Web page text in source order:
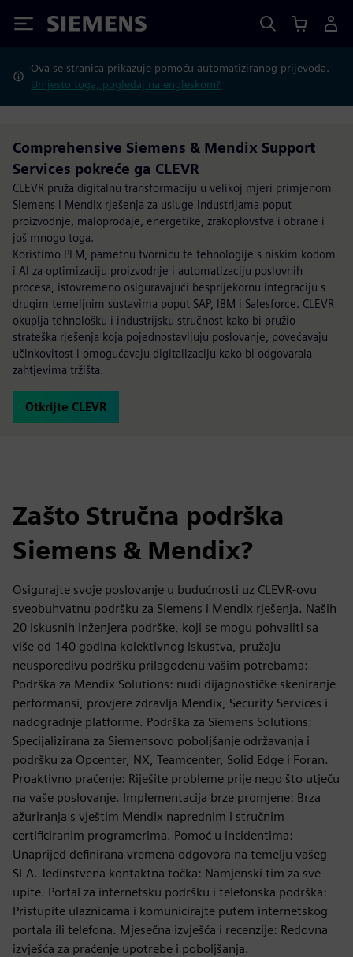
Siemens
Ova se stranica prikazuje pomoću automatiziranog prijevoda.
Umjesto toga, pogledaj na engleskom?
Comprehensive Siemens & Mendix Support
Services pokreće ga CLEVR
CLEVR pruža digitalnu transformaciju u velikoj mjeri primjenom
Siemens i Mendix rješenja za usluge industrijama poput
proizvodnje, maloprodaje, energetike, zrakoplovstva i obrane i
još mnogo toga.
Koristimo PLM, pametnu tvornicu te tehnologije s niskim kodom
i AI za optimizaciju proizvodnje i automatizaciju poslovnih
procesa, istovremeno osiguravajući besprijekornu integraciju s
drugim temeljnim sustavima poput SAP, IBM i Salesforce. CLEVR
okuplja tehnološku i industrijsku stručnost kako bi pružio
strateška rješenja koja pojednostavljuju poslovanje, povećavaju
učinkovitost i omogućavaju digitalizaciju kako bi odgovarala
zahtjevima tržišta.
Otkrijte CLEVR
Zašto Stručna podrška
Siemens & Mendix?
Osigurajte svoje poslovanje u budućnosti uz CLEVR-ovu
sveobuhvatnu podršku za Siemens i Mendix rješenja. Naših
20 iskusnih inženjera podrške, koji se mogu pohvaliti sa
više od 140 godina kolektivnog iskustva, pružaju
neusporedivu podršku prilagođenu vašim potrebama:
Podrška za Mendix Solutions: nudi dijagnostičke skeniranje
performansi, provjere zdravlja Mendix, Security Services i
nadogradnje platforme. Podrška za Siemens Solutions:
Specijalizirana za Siemensovo poboljšanje održavanja i
podršku za Opcenter, NX, Teamcenter, Solid Edge i Foran.
Proaktivno praćenje: Riješite probleme prije nego što utječu
na vaše poslovanje. Implementacija brze promjene: Brza
ažuriranja s vještim Mendix naprednim i stručnim
certificiranim programerima. Pomoć u incidentima:
Unaprijed definirana vremena odgovora na temelju vašeg
SLA. Jedinstvena kontaktna točka: Namjenski tim za sve
upite. Portal za internetsku podršku i telefonska podrška:
Pristupite ulaznicama i komunicirajte putem internetskog
portala ili telefona. Mjesečna izvješća i recenzije: Redovna
izvješća za praćenje upotrebe i poboljšanja.